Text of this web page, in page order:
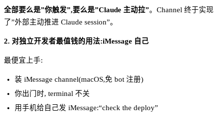
全部要么是”你触发”,要么是”Claude 主动拉”。Channel 终于实现
了”外部主动推进 Claude session”。
2. 对独立开发者最值钱的用法:iMessage 自己
最便宜上手:
装 iMessage channel(macOS,免 bot 注册)
你出门时, terminal 不关
用手机给自己发 iMessage:“check the deploy”